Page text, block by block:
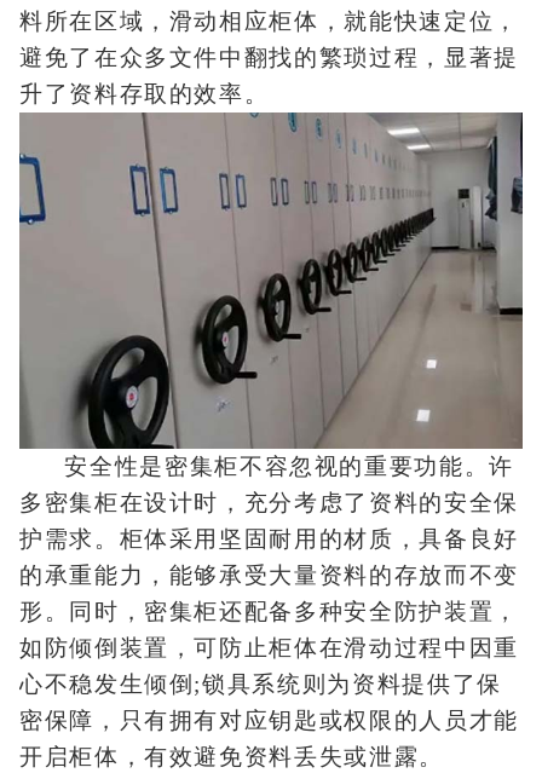
料所在区域，滑动相应柜体，就能快速定位，
避免了在众多文件中翻找的繁琐过程，显著提
升了资料存取的效率。
安全性是密集柜不容忽视的重要功能。许
多密集柜在设计时，充分考虑了资料的安全保
护需求。柜体采用坚固耐用的材质，具备良好
的承重能力，能够承受大量资料的存放而不变
形。同时，密集柜还配备多种安全防护装置，
如防倾倒装置，可防止柜体在滑动过程中因重
心不稳发生倾倒;锁具系统则为资料提供了保
密保障，只有拥有对应钥匙或权限的人员才能
开启柜体，有效避免资料丢失或泄露。